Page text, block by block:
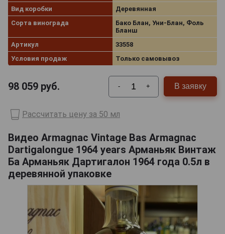
Вид коробки
Деревянная
Сорта винограда
Бако Блан, Уни-Блан, Фоль
Бланш
Артикул
33558
Условия продаж
Только самовывоз
98 059 руб. - + В заявку
Рассчитать цену за 50 мл
Видео Armagnac Vintage Bas Armagnac
Dartigalongue 1964 years Арманьяк Винтаж
Ба Арманьяк Дартигалон 1964 года 0.5л в
деревянной упаковке